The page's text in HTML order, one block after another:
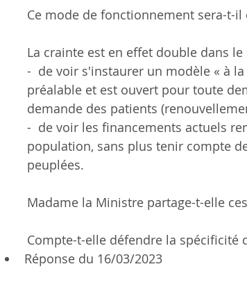
Ce mode de fonctionnement sera-t-il
La crainte est en effet double dans le
-  de voir s'instaurer un modèle « à
préalable et est ouvert pour toute
demande des patients
-  de voir les financements actuels
population, sans plus tenir compte
peuplées.
Madame la Ministre partage-t-elle
Compte-t-elle défendre la spécificité
Réponse du 16/03/2023